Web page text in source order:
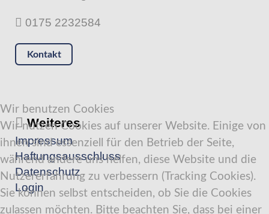
0175 2232584
Kontakt
Weiteres
Impressum
Haftungsausschluss
Datenschutz
Login
Wir benutzen Cookies
Wir nutzen Cookies auf unserer Website. Einige von
ihnen sind essenziell für den Betrieb der Seite,
während andere uns helfen, diese Website und die
Nutzererfahrung zu verbessern (Tracking Cookies).
Sie können selbst entscheiden, ob Sie die Cookies
zulassen möchten. Bitte beachten Sie, dass bei einer